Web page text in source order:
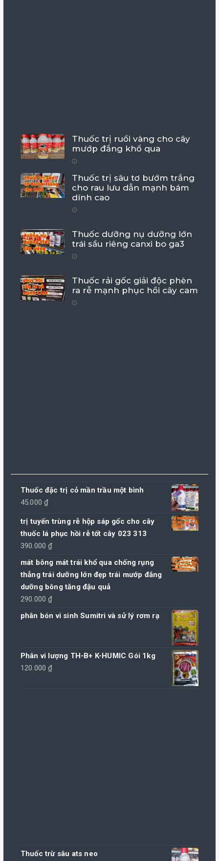
Thuốc trị ruồi vàng cho cây
mướp đắng khổ qua
Thuốc trị sâu tơ bướm trắng
cho rau lưu dẫn mạnh bám
dính cao
Thuốc dưỡng nụ dưỡng lớn
trái sầu riêng canxi bo ga3
Thuốc rải gốc giải độc phèn
ra rễ mạnh phục hồi cây cam
Thuốc đặc trị cỏ mần trầu một bình
45.000₫
trị tuyến trùng rễ hộp sáp gốc cho cây
thuốc lá phục hồi rễ tốt cây 023 313
390.000₫
mát bông mát trái khổ qua chống rụng
thẳng trái dưỡng lớn đẹp trái mướp đắng
dưỡng bông tăng đậu quả
290.000₫
phân bón vi sinh Sumitri và sử lý rơm rạ
Phân vi lượng TH-B+ K-HUMIC Gói 1kg
120.000₫
Thuốc trừ sâu ats neo